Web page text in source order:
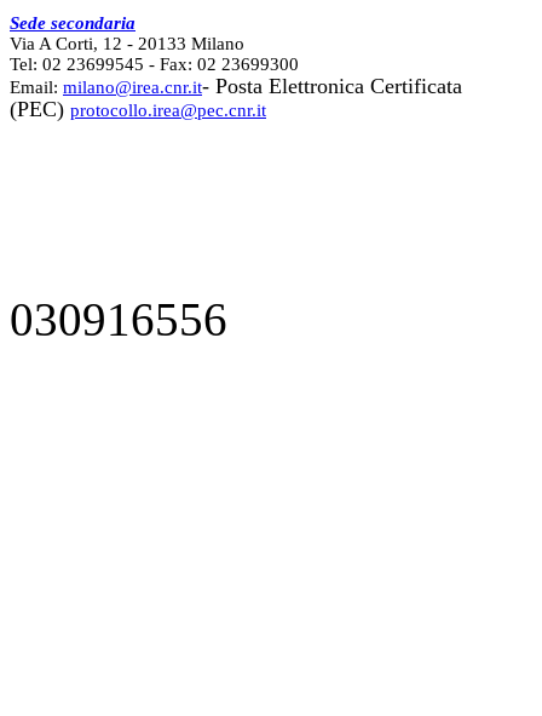
Sede secondaria
Via A Corti, 12 - 20133 Milano
Tel: 02 23699545 - Fax: 02 23699300
Email: milano@irea.cnr.it- Posta Elettronica Certificata
(PEC) protocollo.irea@pec.cnr.it
030916556